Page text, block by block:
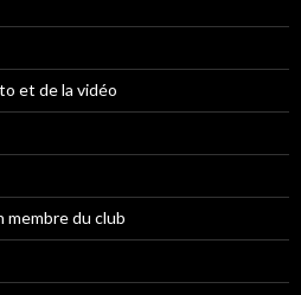
et de la vidéo
membre du club